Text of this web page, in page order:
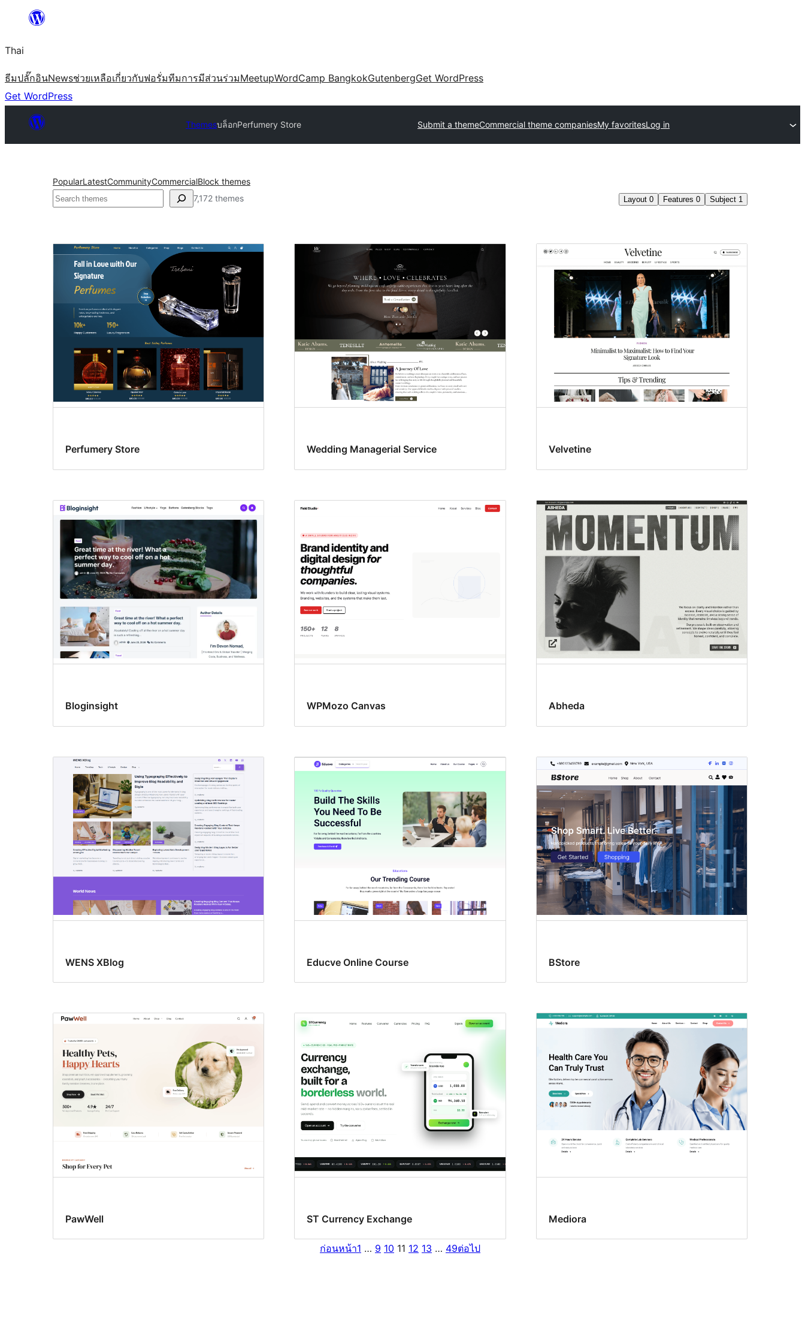
ยัง
เนื้อหา
Thai
ธีมปลั๊กอินNewsช่วยเหลือเกี่ยวกับฟอรั่มทีมการมีส่วนร่วมMeetupWordCamp BangkokGutenbergGet WordPress
Get WordPress
Themesบล็อกPerfumery Store Submit a themeCommercial theme companiesMy favoritesLog in
PopularLatestCommunityCommercialBlock themes
ค้นหา 7,172 themes Layout 0 Features 0 Subject 1
บล็อก
Perfumery Store Wedding Managerial Service Velvetine
Bloginsight WPMozo Canvas Abheda
WENS XBlog Educve Online Course BStore
PawWell ST Currency Exchange Mediora
ก่อนหน้า1 … 9 10 11 12 13 … 49ต่อไป